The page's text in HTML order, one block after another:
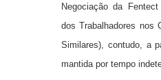
Negociação da
dos Trabalhadores nos
Similares), contudo, a
mantida por tempo